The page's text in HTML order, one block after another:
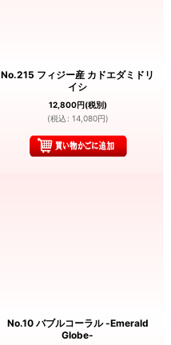
No.215 フィジー産 カドエダミドリ
イシ
12,800円(税別)
(税込 : 14,080円)
No.10 バブルコーラル -Emerald
Globe-